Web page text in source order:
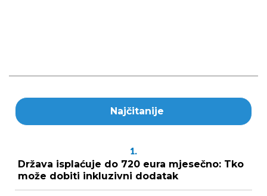
Najčitanije
1.
Država isplaćuje do 720 eura mjesečno: Tko
može dobiti inkluzivni dodatak